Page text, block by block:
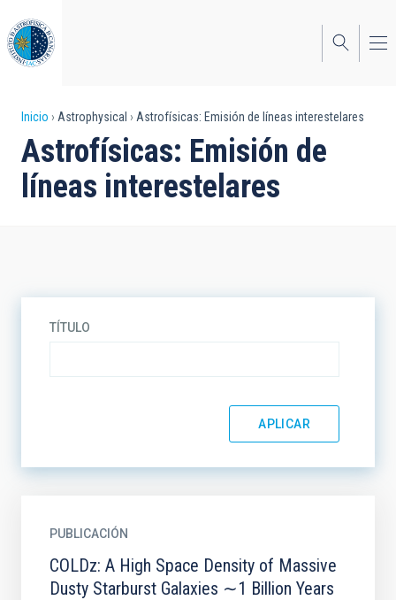
al
contenido
principal
Sobrescribir
enlaces
de
Inicio Astrophysical Astrofísicas: Emisión de líneas interestelares
Astrofísicas: Emisión de
líneas interestelares
TÍTULO
PUBLICACIÓN
COLDz: A High Space Density of Massive
Dusty Starburst Galaxies ∼1 Billion Years